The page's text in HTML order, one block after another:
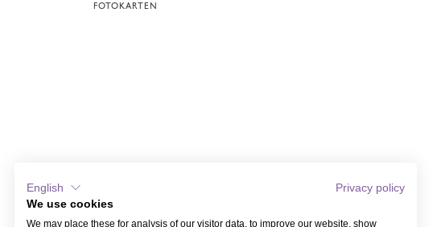
FOTOKARTEN
English
Privacy policy
We use cookies
We may place these for analysis of our visitor data, to improve our website, show